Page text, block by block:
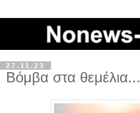
27.11.23
Βόμβα στα θεμέλια...